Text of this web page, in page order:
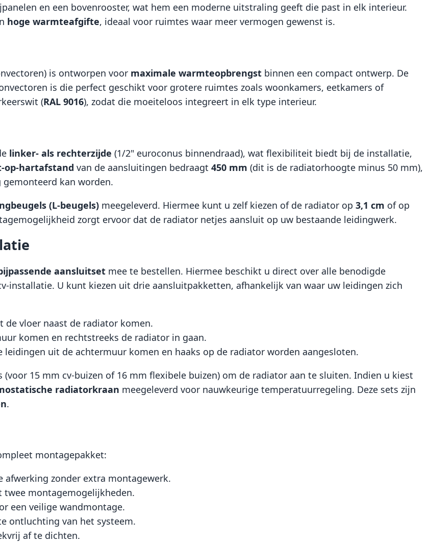
en een bovenrooster, wat hem een moderne uitstraling geeft die past in elk interieur.
hoge warmteafgifte, ideaal voor ruimtes waar meer vermogen gewenst is.
is ontworpen voor maximale warmteopbrengst binnen een compact ontwerp. De
is die perfect geschikt voor grotere ruimtes zoals woonkamers, eetkamers of
(RAL 9016), zodat die moeiteloos integreert in elk type interieur.
linker- als rechterzijde (1/2" euroconus binnendraad), wat flexibiliteit biedt bij de installatie,
op-hartafstand van de aansluitingen bedraagt 450 mm (dit is de radiatorhoogte minus 50 mm),
kan worden.
(L-beugels) meegeleverd. Hiermee kunt u zelf kiezen of de radiator op 3,1 cm of op
zorgt ervoor dat de radiator netjes aansluit op uw bestaande leidingwerk.
aansluitset mee te bestellen. Hiermee beschikt u direct over alle benodigde
installatie. U kunt kiezen uit drie aansluitpakketten, afhankelijk van waar uw leidingen zich
de vloer naast de radiator komen.
komen en rechtstreeks de radiator in gaan.
uit de achtermuur komen en haaks op de radiator worden aangesloten.
15 mm cv-buizen of 16 mm flexibele buizen) om de radiator aan te sluiten. Indien u kiest
radiatorkraan meegeleverd voor nauwkeurige temperatuurregeling. Deze sets zijn
.
montagepakket:
afwerking zonder extra montagewerk.
twee montagemogelijkheden.
een veilige wandmontage.
ontluchting van het systeem.
af te dichten.